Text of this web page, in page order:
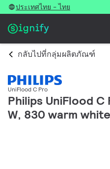
ประเทศไทย - ไทย
กลับไปที่กลุ่มผลิตภัณฑ์
UniFlood C Pro
Philips UniFlood C
W, 830 warm